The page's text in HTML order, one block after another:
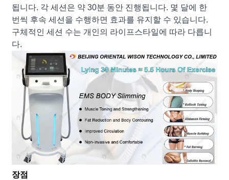
됩니다. 각 세션은 약 30분 동안 진행됩니다. 몇 달에 한
번씩 후속 세션을 수행하면 효과를 유지할 수 있습니다.
구체적인 세션 수는 개인의 라이프스타일에 따라 다릅니
다.
장점